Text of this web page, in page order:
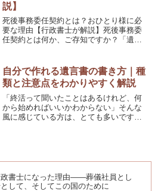
説】
死後事務委任契約とは？おひとり様に必
要な理由【行政書士が解説】死後事務委
任契約とは何か、ご存知ですか？「遺言
をお持ちのおひとり様にぜひ知っていた
だきたい契約です。遺言書...
自分で作れる遺言書の書き方｜種
類と注意点をわかりやすく解説
「終活って聞いたことはあるけれど、何
から始めればいいかわからない」そんな
風に感じている方は、とても多いです。
書士になった理由――葬儀社員とし
して、そしてこの国のために